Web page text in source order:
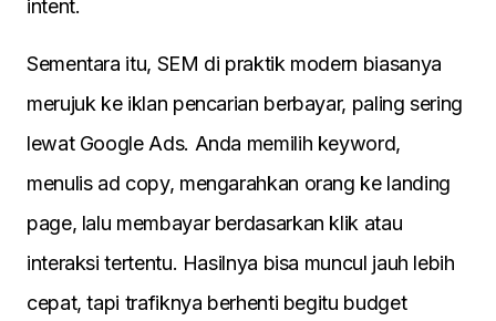
intent.
Sementara itu, SEM di praktik modern biasanya
merujuk ke iklan pencarian berbayar, paling sering
lewat Google Ads. Anda memilih keyword,
menulis ad copy, mengarahkan orang ke landing
page, lalu membayar berdasarkan klik atau
interaksi tertentu. Hasilnya bisa muncul jauh lebih
cepat, tapi trafiknya berhenti begitu budget